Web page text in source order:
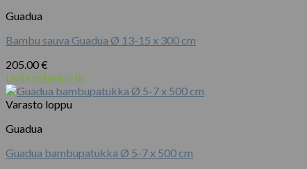
Guadua
Bambu sauva Guadua Ø 13-15 x 300 cm
205.00€
Lisää ostoskoriin
Varasto loppu
Guadua
Guadua bambupatukka Ø 5-7 x 500 cm